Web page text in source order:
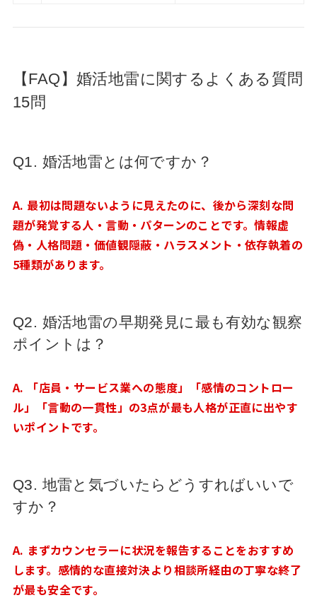
【FAQ】婚活地雷に関するよくある質問
15問
Q1. 婚活地雷とは何ですか？
A. 最初は問題ないように見えたのに、後から深刻な問
題が発覚する人・言動・パターンのことです。情報虚
偽・人格問題・価値観隠蔽・ハラスメント・依存執着の
5種類があります。
Q2. 婚活地雷の早期発見に最も有効な観察
ポイントは？
A. 「店員・サービス業への態度」「感情のコントロー
ル」「言動の一貫性」の3点が最も人格が正直に出やす
いポイントです。
Q3. 地雷と気づいたらどうすればいいで
すか？
A. まずカウンセラーに状況を報告することをおすすめ
します。感情的な直接対決より相談所経由の丁寧な終了
が最も安全です。